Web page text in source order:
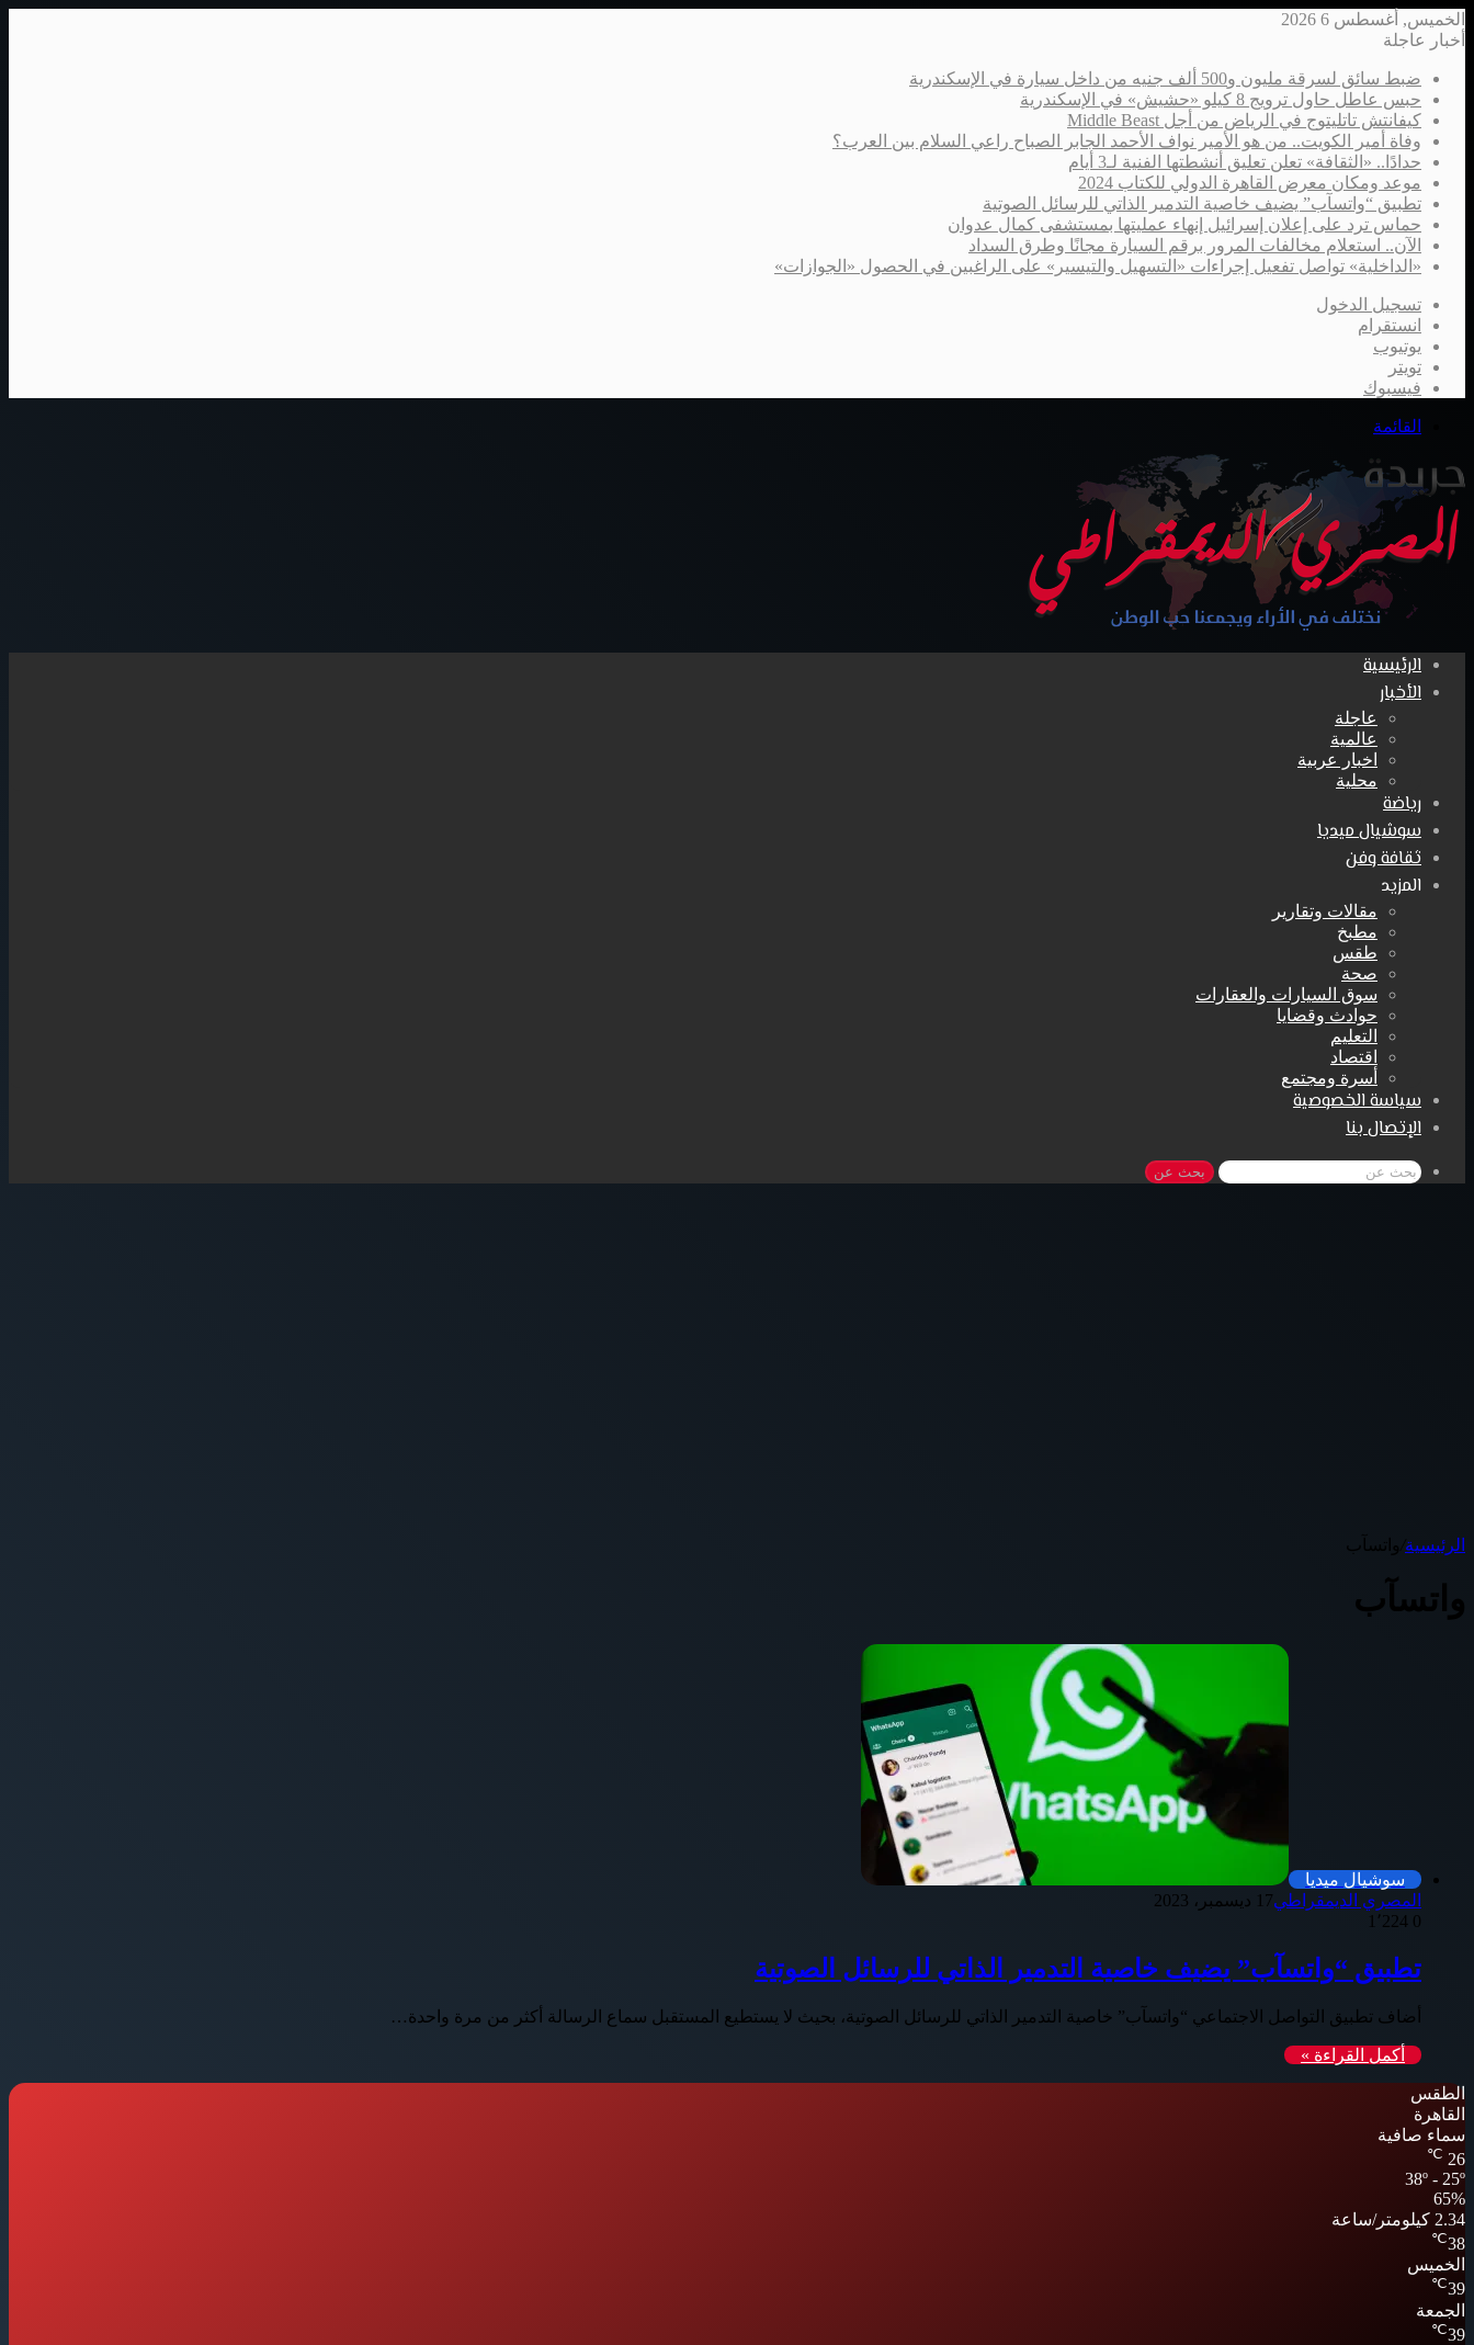
الخميس, أغسطس 6 2026
أخبار عاجلة
ضبط سائق لسرقة مليون و500 ألف جنيه من داخل سيارة في الإسكندرية
حبس عاطل حاول ترويج 8 كيلو «حشيش» في الإسكندرية
كيفانتش تاتليتوج في الرياض من أجل Middle Beast
وفاة أمير الكويت.. من هو الأمير نواف الأحمد الجابر الصباح راعي السلام بين العرب؟
حدادًا.. «الثقافة» تعلن تعليق أنشطتها الفنية لـ3 أيام
موعد ومكان معرض القاهرة الدولي للكتاب 2024
تطبيق “واتسآب” يضيف خاصية التدمير الذاتي للرسائل الصوتية
حماس ترد على إعلان إسرائيل إنهاء عمليتها بمستشفى كمال عدوان
الآن.. استعلام مخالفات المرور برقم السيارة مجانًا وطرق السداد
«الداخلية» تواصل تفعيل إجراءات «التسهيل والتيسير» على الراغبين في الحصول «الجوازات»
تسجيل الدخول
انستقرام
يوتيوب
تويتر
فيسبوك
القائمة
الرئيسية
الأخبار
عاجلة
عالمية
اخبار عربية
محلية
رياضة
سوشيال ميديا
ثقافة وفن
المزيد
مقالات وتقارير
مطبخ
طقس
صحة
سوق السيارات والعقارات
حوادث وقضايا
التعليم
اقتصاد
أسرة ومجتمع
سياسة الخصوصية
الإتصال بنا
بحث عن
الرئيسية واتسآب
واتسآب
سوشيال ميديا
المصري الديمقراطي17 ديسمبر، 2023
0
تطبيق “واتسآب” يضيف خاصية التدمير الذاتي للرسائل الصوتية
أضاف تطبيق التواصل الاجتماعي “واتسآب” خاصية التدمير الذاتي للرسائل الصوتية، بحيث لا يستطيع المستقبل سماع الرسالة أكثر من مرة واحدة…
أكمل القراءة »
الطقس
القاهرة
سماء صافية
26
℃
38º - 25º
65%
2.34 كيلومتر/ساعة
38
℃
الخميس
39
℃
الجمعة
39
℃